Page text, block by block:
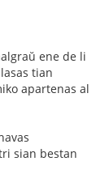
ene de li
tian
apartenas al
sian bestan